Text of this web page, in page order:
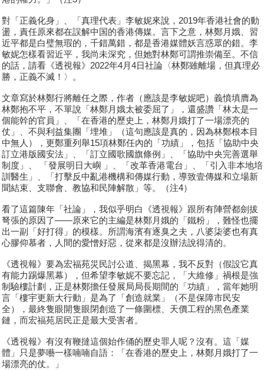
對「正義化身」、「真理代表」李敏妮來說，2019年香港社會的動
盪，責任原來都在誤解中国的香港傳媒。言下之意，林鄭月娥、習
近平都是白璧無瑕的，千錯萬錯，都是香港媒體妖言惑眾的錯。李
敏妮怎樣看習近平，我尚未深究，但她對林鄭可謂推崇備至。不信
的話，請看《透視報》2022年4月4日社論〈林鄭雖離場，但真理必
勝，正義不滅！〉。
文章寫於林鄭行將離任之際，作者（應該是李敏妮吧）義憤填膺為
林鄭抱不平，不單說「林鄭月娥太被委屈了」，還盛讚「林太是一
個能幹的官員」、「在香港的歷史上，林鄭月娥打了一場漂亮的
仗」、不與利益集團「埋堆」（這句應該是真的，因為林鄭根本目
中無人），更鄭重列舉15項林鄭任內的「功績」，包括「協助中央
訂立港版國安法」、「訂立國歌國旗條例」、「協助中央完善選舉
制度」、 「發展明日大嶼 」、「改革香港電台」、「引入非本地培
訓醫生」、「打擊反中亂港機構和傳媒行動，導致壹傳媒和立場新
聞結束、支聯會、教協和民陣解散」等。（注4）
看了這篇陳年「社論」，我似乎明白《透視報》跟所有陣營都劍拔
弩張的原因了——原來它的主編是林鄭月娥的「鐵粉」，難怪也擺
出一副「好打得」的模樣。所謂海濱有逐臭之夫，八婆柒婆也有真
心膠仰慕者，人間的愛憎好惡，從來都是沒辦法說得清的。
《透視報》要為宏福苑災民討公道、揭黑幕，我不反對（假設它真
有能力踢爆黑幕），但希望李敏妮不要忘記，「大維修」禍根是強
制驗樓計劃，正是林鄭擔任發展局局長期間的「功績」，當年她明
言「樓宇更新大行動」是為了「創造就業」（不是保障市民安
全），最終隻眼開隻眼閉創造了一條圍標、天價工程的黑色產業
鏈，而宏福苑居民正是最大受害者。
《透視報》有沒有鞭撻這個始作俑的歷史罪人呢？沒有。這「媒
體」只是夢囈一樣喃喃自語：「在香港的歷史上，林鄭月娥打了一
場漂亮的仗。」